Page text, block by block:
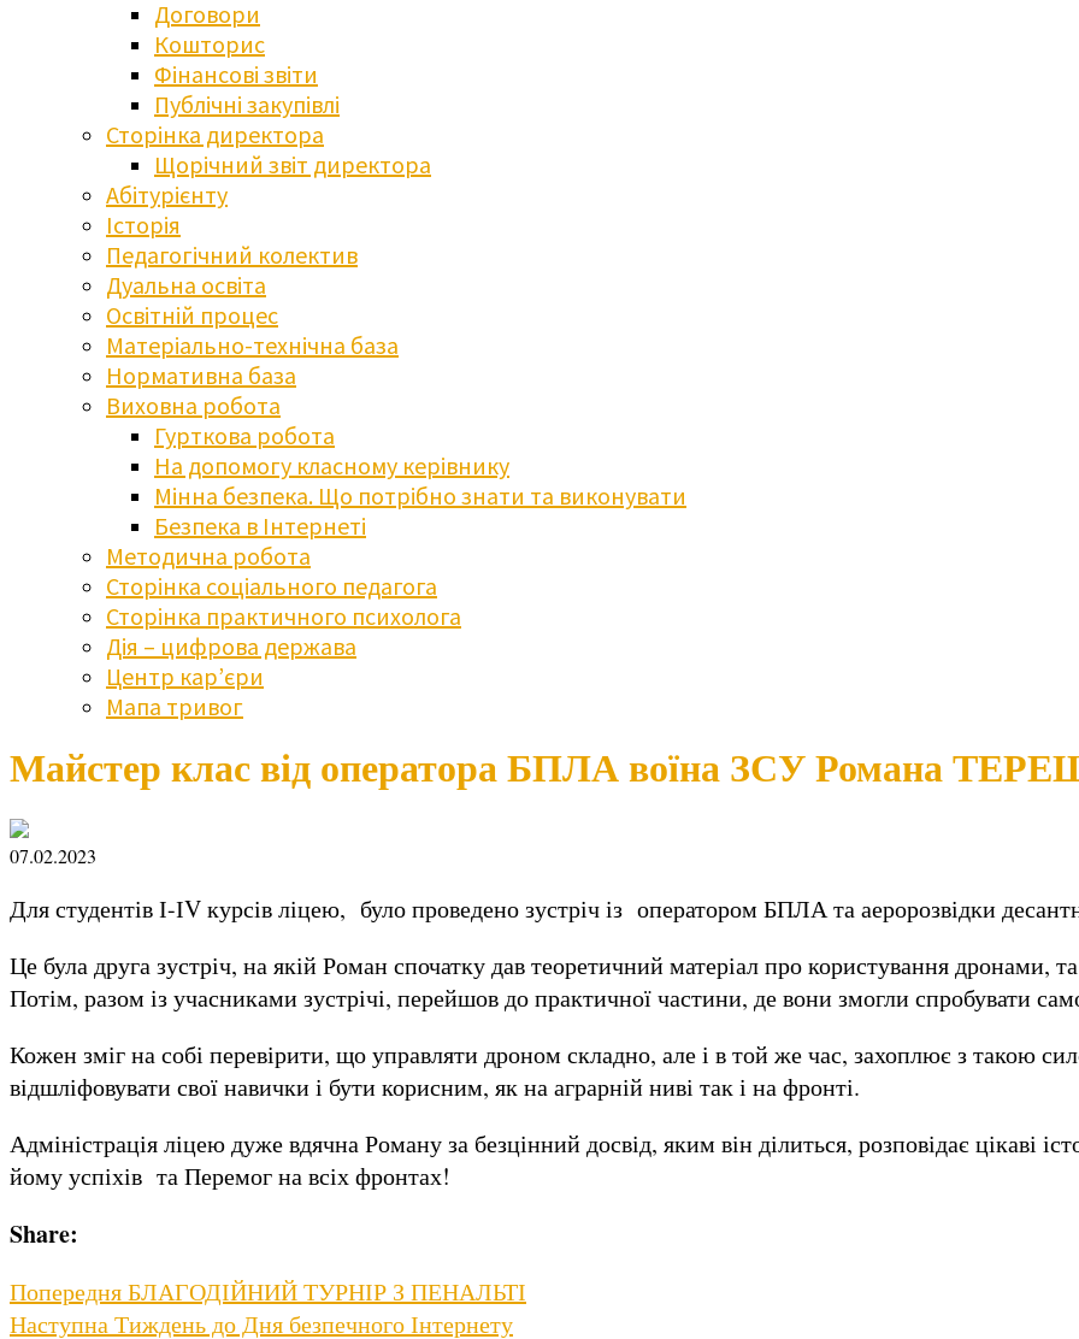
Договори
Кошторис
Фінансові звіти
Публічні закупівлі
Сторінка директора
Щорічний звіт директора
Абітурієнту
Історія
Педагогічний колектив
Дуальна освіта
Освітній процес
Матеріально-технічна база
Нормативна база
Виховна робота
Гурткова робота
На допомогу класному керівнику
Мінна безпека. Що потрібно знати та виконувати
Безпека в Інтернеті
Методична робота
Сторінка соціального педагога
Сторінка практичного психолога
Дія – цифрова держава
Центр кар’єри
Мапа тривог
Майстер клас від оператора БПЛА воїна ЗСУ Романа
07.02.2023
Для студентів І-ІV курсів ліцею, було проведено зустріч із оператором БПЛА та аеророзвідки
Це була друга зустріч, на якій Роман спочатку дав теоретичний матеріал про користування дронами,
Потім, разом із учасниками зустрічі, перейшов до практичної частини, де вони змогли спробувати
Кожен зміг на собі перевірити, що управляти дроном складно, але і в той же час, захоплює з такою
відшліфовувати свої навички і бути корисним, як на аграрній ниві так і на фронті.
Адміністрація ліцею дуже вдячна Роману за безцінний досвід, яким він ділиться, розповідає цікаві
йому успіхів та Перемог на всіх фронтах!
Share:
Навігація
ПопередняPrevious
post:
БЛАГОДІЙНИЙ ТУРНІР З ПЕНАЛЬТІ
НаступнаNext
Тиждень до Дня безпечного Інтернету